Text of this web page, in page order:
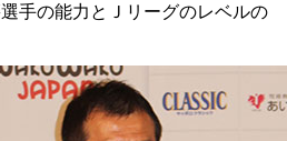
手の能力とＪリーグのレベルの